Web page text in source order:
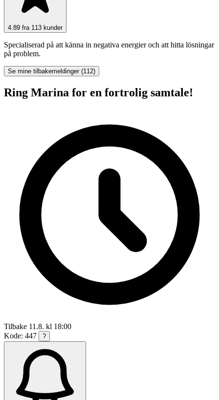
4.89 fra 113 kunder
Specialiserad på att känna in negativa energier och att hitta lösningar
på problem.
Se mine tilbakemeldinger (112)
Ring Marina for en fortrolig samtale!
Tilbake 11.8. kl 18:00
Kode: 447
?